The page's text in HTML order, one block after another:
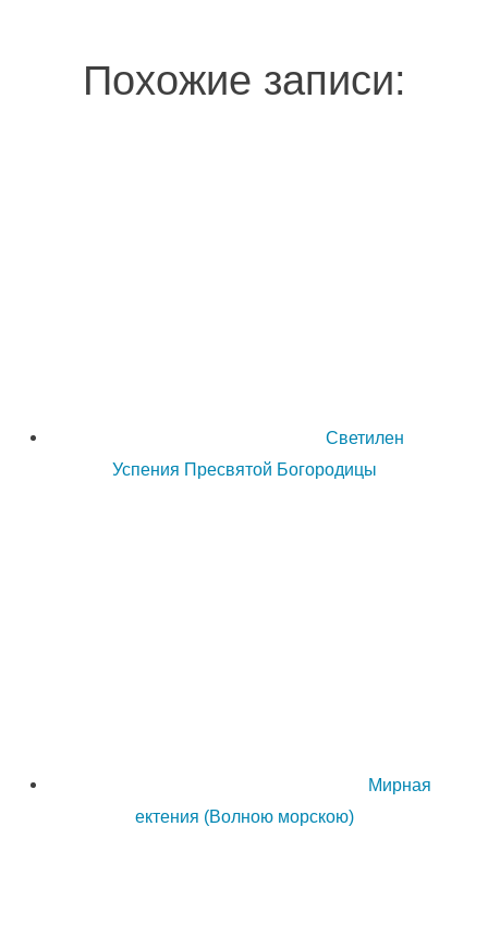
Похожие записи:
Светилен
Успения Пресвятой Богородицы
Мирная
ектения (Волною морскою)